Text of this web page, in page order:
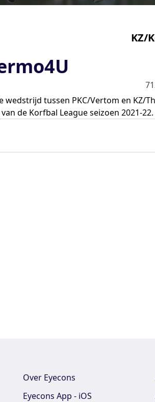
KZ/
wedstrijd tussen PKC/Vertom en KZ/
de Korfbal League seizoen 2021-22.
Over Eyecons
Eyecons App - iOS